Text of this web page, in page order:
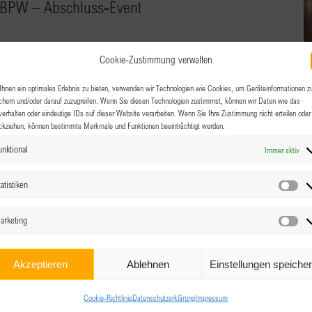
Cookie-Zustimmung verwalten
ein optimales Erlebnis zu bieten, verwenden wir Technologien wie Cookies, um Geräteinformationen
und/oder darauf zuzugreifen. Wenn Sie diesen Technologien zustimmst, können wir Daten wie das
oder eindeutige IDs auf dieser Website verarbeiten. Wenn Sie Ihre Zustimmung nicht erteilen oder
können bestimmte Merkmale und Funktionen beeinträchtigt werden.
Immer aktiv
Akzeptieren Ablehnen Einstellungen
Cookie-RichtlinieDatenschutzerklärungImpressum
– Abschluss-Event
mit uns. Wir freuen uns darauf zu erfahren,
erreicht habt.